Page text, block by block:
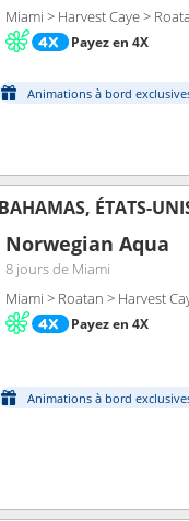
Miami > Harvest Caye >
Payez en 4X
Animations à bord
ÉTATS-
Norwegian Aqua
8 joursde Miami
Miami > Roatan > Harvest
Payez en 4X
Animations à bord